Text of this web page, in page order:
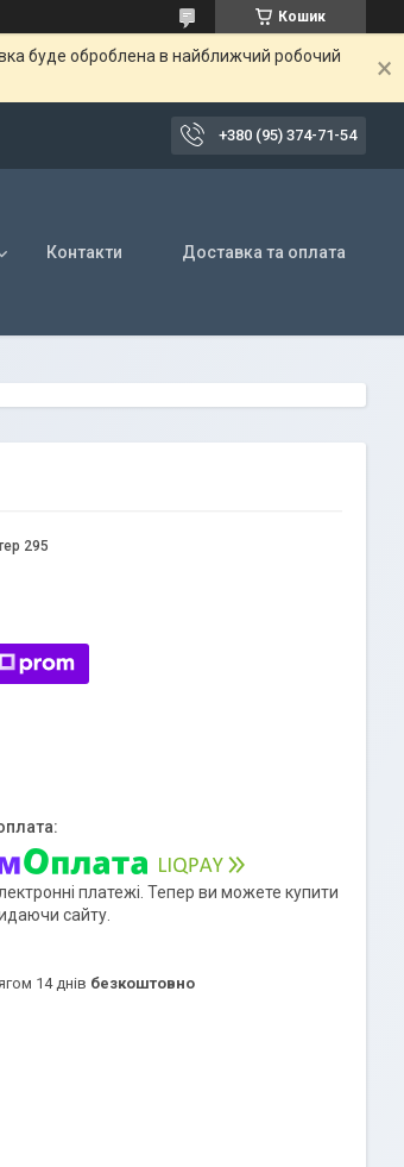
Кошик
буде оброблена в найближчий робочий
+380 (95) 374-71-54
Контакти Доставка та оплата
295
платежі. Тепер ви можете купити
сайту.
14 днів безкоштовно